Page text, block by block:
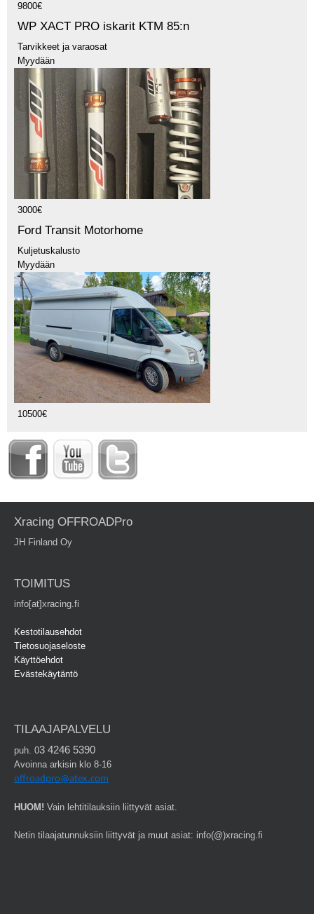
9800€
WP XACT PRO iskarit KTM 85:n
Tarvikkeet ja varaosat
Myydään
3000€
Ford Transit Motorhome
Kuljetuskalusto
Myydään
10500€
Xracing OFFROADPro
JH Finland Oy
TOIMITUS
info[at]xracing.fi
Kestotilausehdot
Tietosuojaseloste
Käyttöehdot
Evästekäytäntö
TILAAJAPALVELU
puh. 03 4246 5390
Avoinna arkisin klo 8-16
offroadpro@atex.com
HUOM! Vain lehtitilauksiin liittyvät asiat.
Netin tilaajatunnuksiin liittyvät ja muut asiat: info(@)xracing.fi